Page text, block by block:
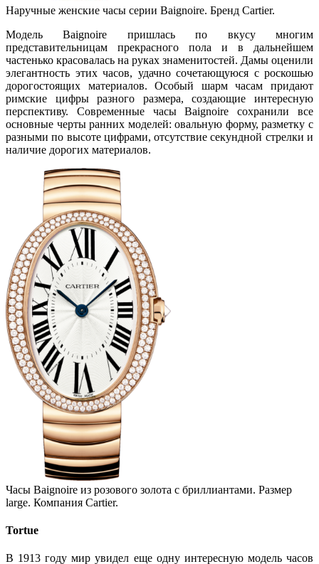
Наручные женские часы серии Baignoire. Бренд Cartier.
Модель Baignoire пришлась по вкусу многим
представительницам прекрасного пола и в дальнейшем
частенько красовалась на руках знаменитостей. Дамы оценили
элегантность этих часов, удачно сочетающуюся с роскошью
дорогостоящих материалов. Особый шарм часам придают
римские цифры разного размера, создающие интересную
перспективу. Современные часы Baignoire сохранили все
основные черты ранних моделей: овальную форму, разметку с
разными по высоте цифрами, отсутствие секундной стрелки и
наличие дорогих материалов.
Часы Baignoire из розового золота с бриллиантами. Размер
large. Компания Cartier.
Tortue
В 1913 году мир увидел еще одну интересную модель часов